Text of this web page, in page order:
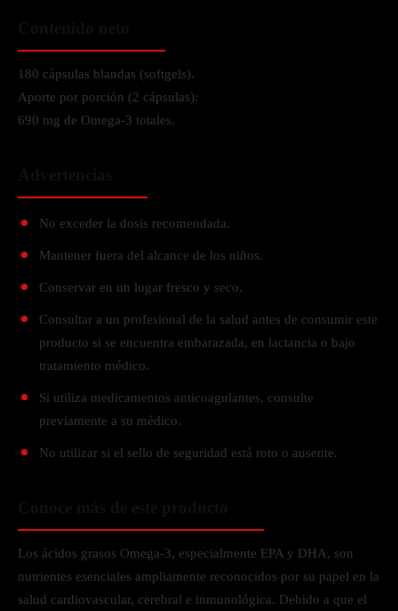
180 cápsulas blandas (softgels).
Aporte por porción (2 cápsulas):
690 mg de Omega-3 totales.
No exceder la dosis recomendada.
Mantener fuera del alcance de los niños.
Conservar en un lugar fresco y seco.
Consultar a un profesional de la salud antes de consumir este
producto si se encuentra embarazada, en lactancia o bajo
tratamiento médico.
Si utiliza medicamentos anticoagulantes, consulte
previamente a su médico.
No utilizar si el sello de seguridad está roto o ausente.
Los ácidos grasos Omega-3, especialmente EPA y DHA, son
nutrientes esenciales ampliamente reconocidos por su papel en la
salud cardiovascular, cerebral e inmunológica. Debido a que el